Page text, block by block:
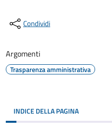
Condividi
Argomenti
Trasparenza amministrativa
INDICE DELLA PAGINA